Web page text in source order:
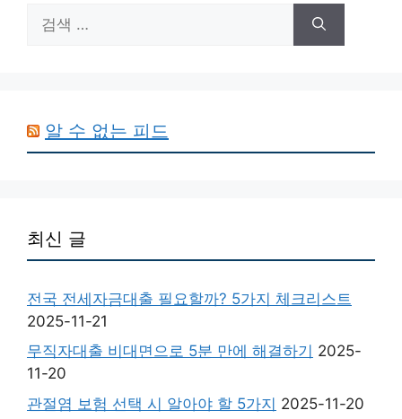
색:
알 수 없는 피드
최신 글
전국 전세자금대출 필요할까? 5가지 체크리스트
2025-11-21
무직자대출 비대면으로 5분 만에 해결하기 2025-
11-20
관절염 보험 선택 시 알아야 할 5가지 2025-11-20